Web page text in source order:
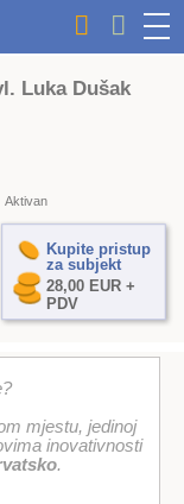
Luka Dušak
Aktivan
Kupite pristup
za subjekt
28,00 EUR +
PDV
mjestu, jedinoj
inovativnosti
.